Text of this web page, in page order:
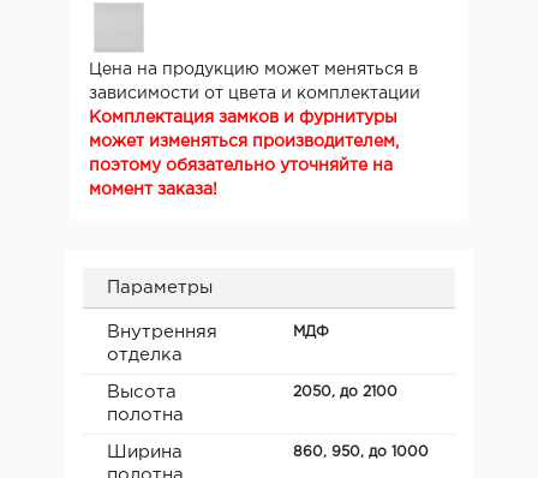
Цена на продукцию может меняться в
зависимости от цвета и комплектации
Комплектация замков и фурнитуры
может изменяться производителем,
поэтому обязательно уточняйте на
момент заказа!
Параметры
Внутренняя
отделка
МДФ
Высота
полотна
2050, до 2100
Ширина
полотна
860, 950, до 1000